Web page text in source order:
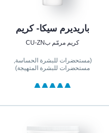
باريديرم سيكا- كريم
كريم مرمّم بCU-ZN
(مستحضرات للبشرة الحساسة,
مستحضرات للبشرة المتهيجة)